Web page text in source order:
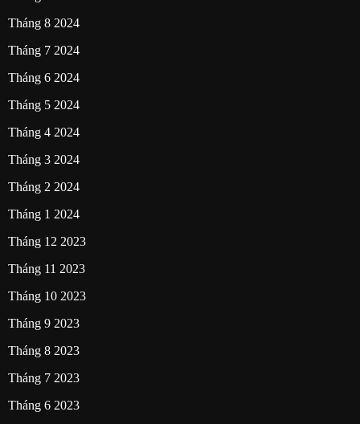
Tháng 8 2024
Tháng 7 2024
Tháng 6 2024
Tháng 5 2024
Tháng 4 2024
Tháng 3 2024
Tháng 2 2024
Tháng 1 2024
Tháng 12 2023
Tháng 11 2023
Tháng 10 2023
Tháng 9 2023
Tháng 8 2023
Tháng 7 2023
Tháng 6 2023